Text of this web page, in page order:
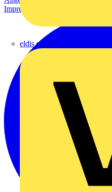
eldis electro distributor GmbH
Impressum